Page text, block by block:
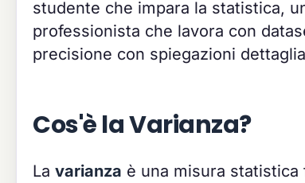
studente che impara la statistica,
professionista che lavora con
precisione con spiegazioni
Cos'è la Varianza?
La varianza è una misura